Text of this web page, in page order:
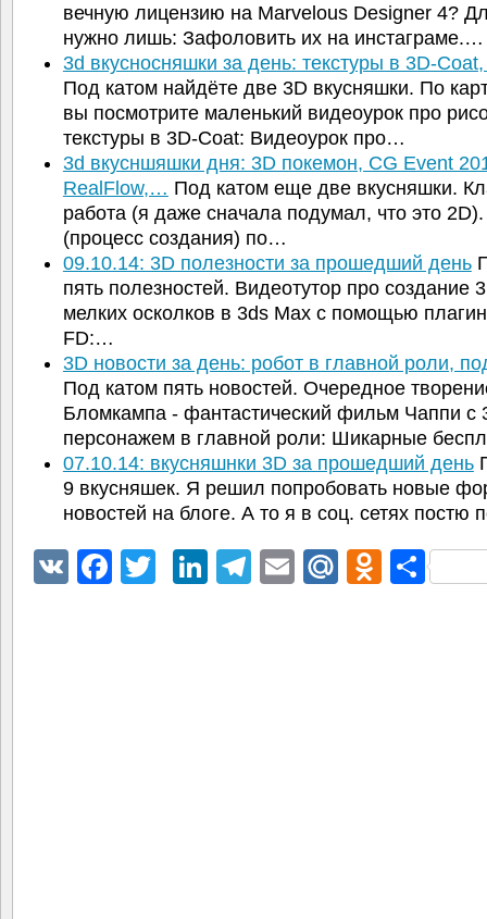
вечную лицензию на Marvelous Designer 4?
нужно лишь: Зафоловить их на инстаграме.…
3d вкусносняшки за день: текстуры в 3D-
Под катом найдёте две 3D вкусняшки. По
вы посмотрите маленький видеоурок про
текстуры в 3D-Coat: Видеоурок про…
3d вкусншяшки дня: 3D покемон, CG Event
RealFlow,… Под катом еще две вкусняшки.
работа (я даже сначала подумал, что это
(процесс создания) по…
09.10.14: 3D полезности за прошедший день
пять полезностей. Видеотутор про создание
мелких осколков в 3ds Max с помощью
FD:…
3D новости за день: робот в главной роли,
Под катом пять новостей. Очередное
Бломкампа - фантастический фильм Чаппи с
персонажем в главной роли: Шикарные
07.10.14: вкусняшнки 3D за прошедший день
9 вкусняшек. Я решил попробовать новые
новостей на блоге. А то я в соц. сетях постю
VK Facebook
TwitterLinkedIn
Telegram
EmailMail.Ru